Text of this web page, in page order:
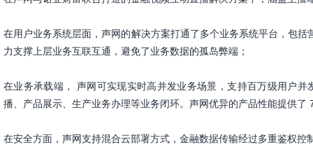
在用户业务系统层面，声网的解决方案打通了多个业务系统平台，包
力支撑上层业务互联互通，避免了业务数据的孤岛弊端；
在业务承载端， 声网可实现实时高并发业务场景，支持百万级用户
播、产品展示、生产业务办理等业务闭环。声网优异的产品性能提供
在安全方面，声网支持混合云部署方式，金融数据传输经过多重鉴权